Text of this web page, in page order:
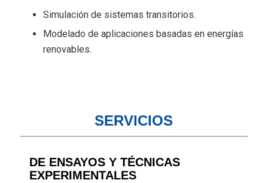
Simulación de sistemas transitorios.
Modelado de aplicaciones basadas en energías
renovables.
SERVICIOS
DE ENSAYOS Y TÉCNICAS
EXPERIMENTALES